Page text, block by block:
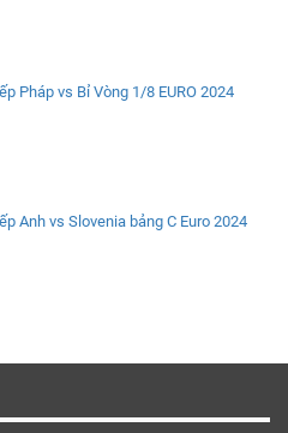
Pháp vs Bỉ Vòng 1/8 EURO 2024
Anh vs Slovenia bảng C Euro 2024